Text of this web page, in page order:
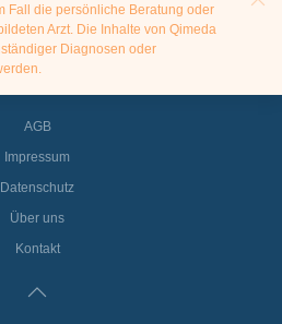
Fall die persönliche Beratung oder
Arzt. Die Inhalte von Qimeda
Diagnosen oder
AGB
Impressum
Datenschutz
Über uns
Kontakt